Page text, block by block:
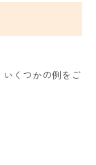
くつかの例をご